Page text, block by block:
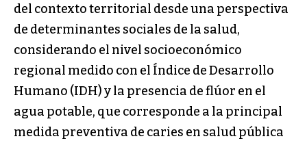
del contexto territorial desde una perspectiva
de determinantes sociales de la salud,
considerando el nivel socioeconómico
regional medido con el Índice de Desarrollo
Humano (IDH) y la presencia de flúor en el
agua potable, que corresponde a la principal
medida preventiva de caries en salud pública